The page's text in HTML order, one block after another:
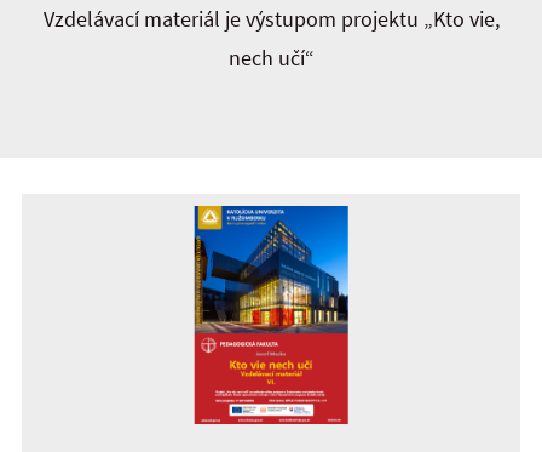
Vzdelávací materiál je výstupom projektu „Kto vie,
nech učí“